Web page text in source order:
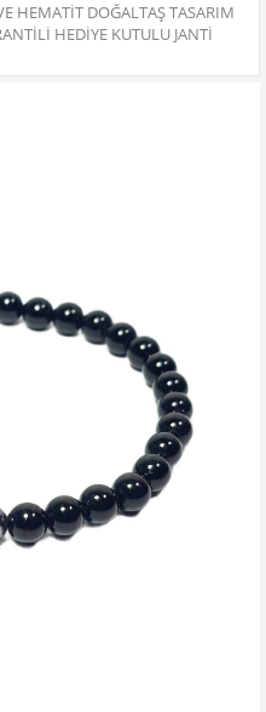
HEMATİT DOĞALTAŞ TASARIM
HEDİYE KUTULU JANTİ